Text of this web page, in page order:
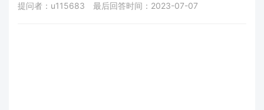
提问者：u115683 最后回答时间：2023-07-07